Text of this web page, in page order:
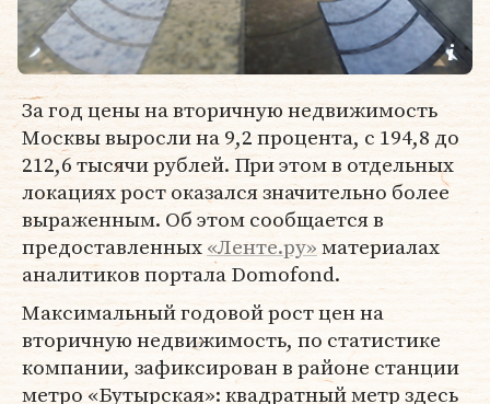
За год цены на вторичную недвижимость
Москвы выросли на 9,2 процента, с 194,8 до
212,6 тысячи рублей. При этом в отдельных
локациях рост оказался значительно более
выраженным. Об этом сообщается в
предоставленных«Ленте.ру»материалах
аналитиков портала Domofond.
Максимальный годовой рост цен на
вторичную недвижимость, по статистике
компании, зафиксирован в районе станции
метро «Бутырская»: квадратный метр здесь